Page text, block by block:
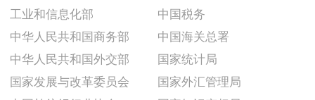
工业和信息化部
中华人民共和国商务部
中华人民共和国外交部
国家发展与改革委员会
中国税务
中国海关总署
国家统计局
国家外汇管理局